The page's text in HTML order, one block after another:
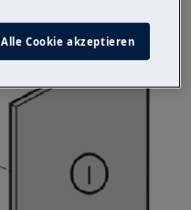
Alle Cookie akzeptieren